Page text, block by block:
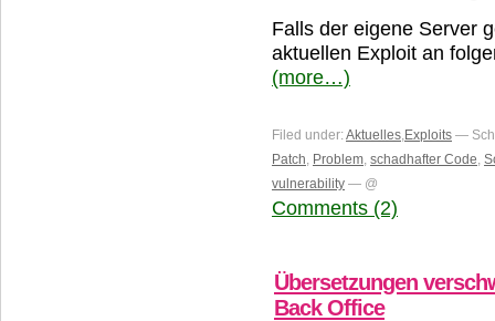
Falls der eigene Server
aktuellen Exploit an
(more…)
Filed under:Aktuelles,Exploits —
Patch, Problem, schadhafter Code,
vulnerability — @
Comments (2)
Übersetzungen
Back Office